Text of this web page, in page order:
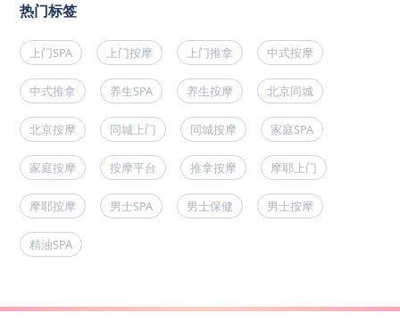
热门标签
上门SPA 上门按摩 上门推拿 中式按摩
中式推拿 养生SPA 养生按摩 北京同城
北京按摩 同城上门 同城按摩 家庭SPA
家庭按摩 按摩平台 推拿按摩 摩耶上门
摩耶按摩 男士SPA 男士保健 男士按摩
精油SPA